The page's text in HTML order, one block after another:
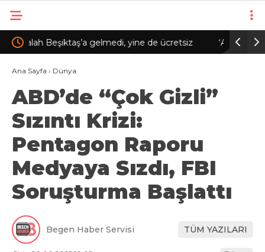
‘Akkuyu NGS’nin getireceği en büyük kazanım
enerji maliyetlerindeki düşüş olacak’
Ana Sayfa › Dünya
ABD’de “Çok Gizli”
Sızıntı Krizi:
Pentagon Raporu
Medyaya Sızdı, FBI
Soruşturma Başlattı
Begen Haber Servisi TÜM YAZILARI